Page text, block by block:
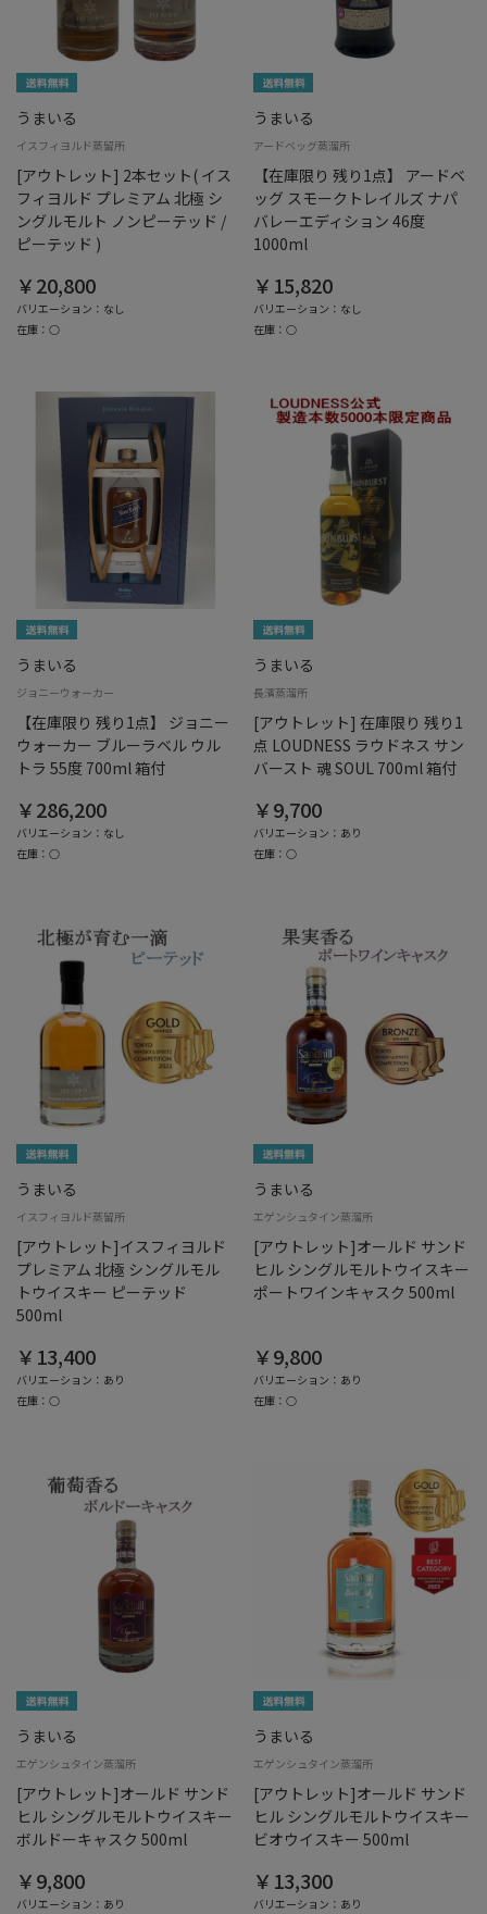
うまいる
イスフィヨルド蒸留所
[アウトレット] 2本セット( イス
フィヨルド プレミアム 北極 シ
ングルモルト ノンピーテッド /
ピーテッド )
￥20,800
バリエーション：なし
在庫：○
うまいる
アードベッグ蒸溜所
【在庫限り 残り1点】 アードベ
ッグ スモークトレイルズ ナパ
バレーエディション 46度
1000ml
￥15,820
バリエーション：なし
在庫：○
うまいる
ジョニーウォーカー
【在庫限り 残り1点】 ジョニー
ウォーカー ブルーラベル ウル
トラ 55度 700ml 箱付
￥286,200
バリエーション：なし
在庫：○
うまいる
長濱蒸溜所
[アウトレット] 在庫限り 残り1
点 LOUDNESS ラウドネス サン
バースト 魂 SOUL 700ml 箱付
￥9,700
バリエーション：あり
在庫：○
うまいる
イスフィヨルド蒸留所
[アウトレット]イスフィヨルド
プレミアム 北極 シングルモル
トウイスキー ピーテッド
500ml
￥13,400
バリエーション：あり
在庫：○
うまいる
エゲンシュタイン蒸溜所
[アウトレット]オールド サンド
ヒル シングルモルトウイスキー
ポートワインキャスク 500ml
￥9,800
バリエーション：あり
在庫：○
うまいる
エゲンシュタイン蒸溜所
[アウトレット]オールド サンド
ヒル シングルモルトウイスキー
ボルドーキャスク 500ml
￥9,800
バリエーション：あり
うまいる
エゲンシュタイン蒸溜所
[アウトレット]オールド サンド
ヒル シングルモルトウイスキー
ビオウイスキー 500ml
￥13,300
バリエーション：あり